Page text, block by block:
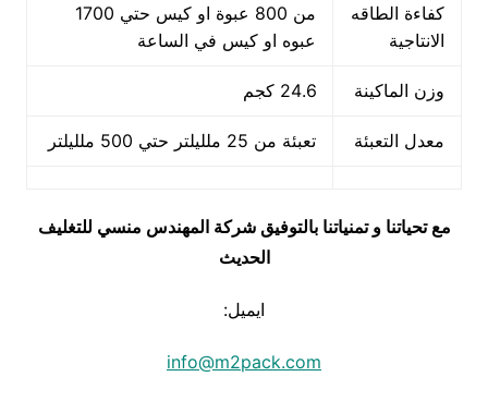
كفاءة الطاقه
الانتاجية
من 800 عبوة او كيس حتي 1700
عبوه او كيس في الساعة
وزن الماكينة 24.6 كجم
معدل التعبئة تعبئة من 25 ملليلتر حتي 500 ملليلتر
مع تحياتنا و تمنياتنا بالتوفيق شركة المهندس منسي للتغليف
الحديث
ايميل:
info@m2pack.com